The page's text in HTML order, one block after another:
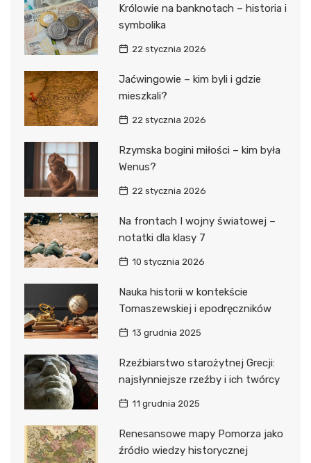
Królowie na banknotach – historia i
symbolika
22 stycznia 2026
Jaćwingowie – kim byli i gdzie
mieszkali?
22 stycznia 2026
Rzymska bogini miłości – kim była
Wenus?
22 stycznia 2026
Na frontach I wojny światowej –
notatki dla klasy 7
10 stycznia 2026
Nauka historii w kontekście
Tomaszewskiej i epodręczników
13 grudnia 2025
Rzeźbiarstwo starożytnej Grecji:
najsłynniejsze rzeźby i ich twórcy
11 grudnia 2025
Renesansowe mapy Pomorza jako
źródło wiedzy historycznej